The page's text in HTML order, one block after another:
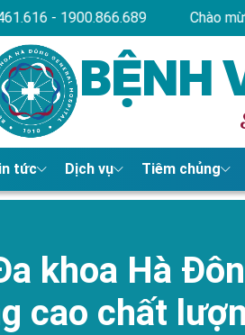
mừng bạn đến với website Bệnh
BỆNH
tức Dịch vụ Tiêm chủng
khoa Hà
cao chất